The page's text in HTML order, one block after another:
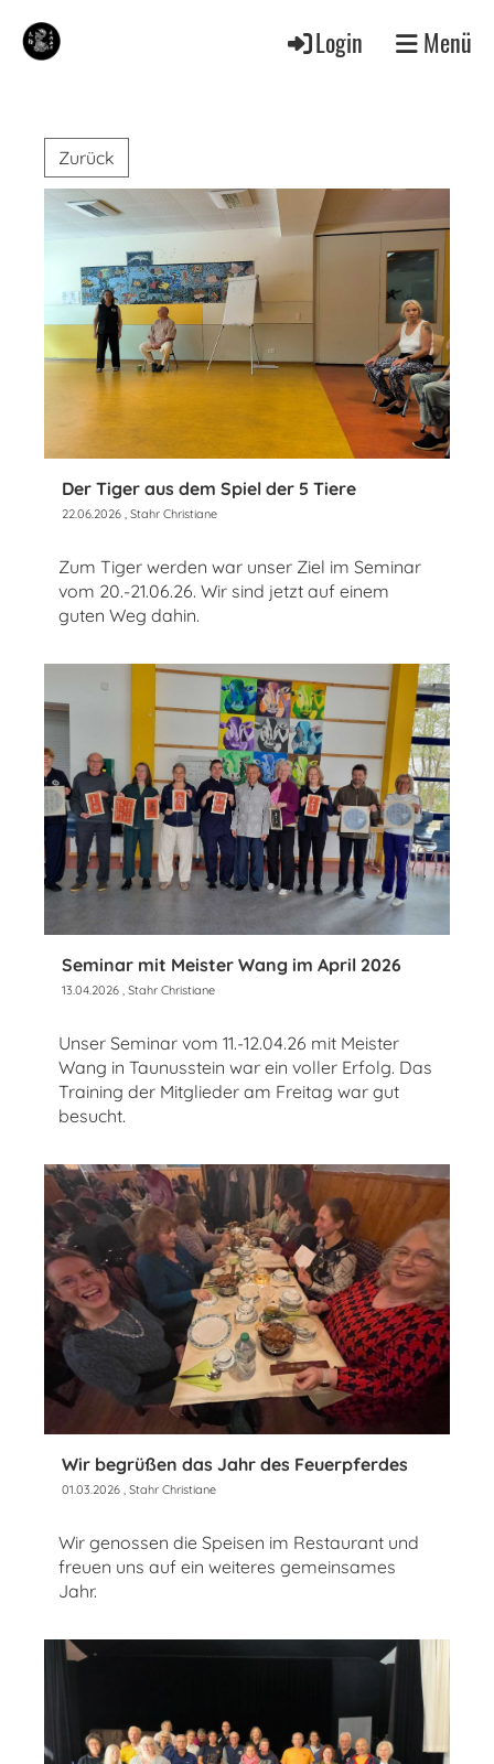
Login Menü
Zurück
Der Tiger aus dem Spiel der 5 Tiere
22.06.2026 , Stahr Christiane
Zum Tiger werden war unser Ziel im Seminar
vom 20.-21.06.26. Wir sind jetzt auf einem
guten Weg dahin.
Seminar mit Meister Wang im April 2026
13.04.2026 , Stahr Christiane
Unser Seminar vom 11.-12.04.26 mit Meister
Wang in Taunusstein war ein voller Erfolg. Das
Training der Mitglieder am Freitag war gut
besucht.
Wir begrüßen das Jahr des Feuerpferdes
01.03.2026 , Stahr Christiane
Wir genossen die Speisen im Restaurant und
freuen uns auf ein weiteres gemeinsames
Jahr.